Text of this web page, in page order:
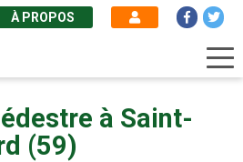
À PROPOS
à Saint-
(59)